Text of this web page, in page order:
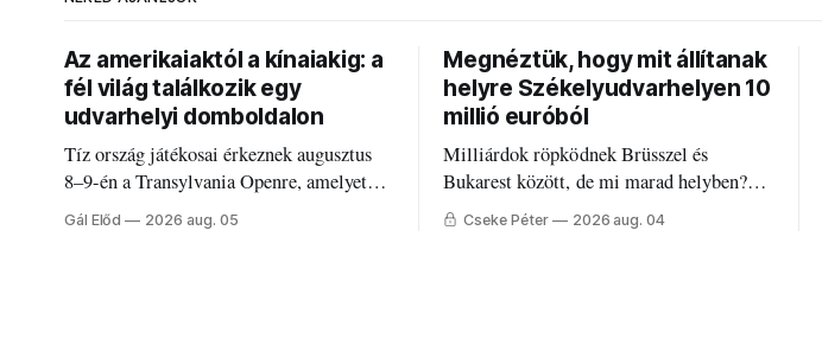
Az amerikaiaktól a kínaiakig: a
fél világ találkozik egy
udvarhelyi domboldalon
Tíz ország játékosai érkeznek augusztus
8–9-én a Transylvania Openre, amelyet
Románia legrégebben működő állandó
discgolfpályáján rendeznek meg.
Gál Előd 2026 aug. 05
Megnéztük, hogy mit állítanak
helyre Székelyudvarhelyen 10
millió euróból
Milliárdok röpködnek Brüsszel és
Bukarest között, de mi marad helyben?
Mire költik a PNRR-pénzeket
Cseke Péter 2026 aug. 04